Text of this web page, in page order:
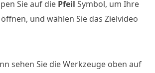
Sie auf die Pfeil Symbol, um Ihre
und wählen Sie das Zielvideo
sehen Sie die Werkzeuge oben auf